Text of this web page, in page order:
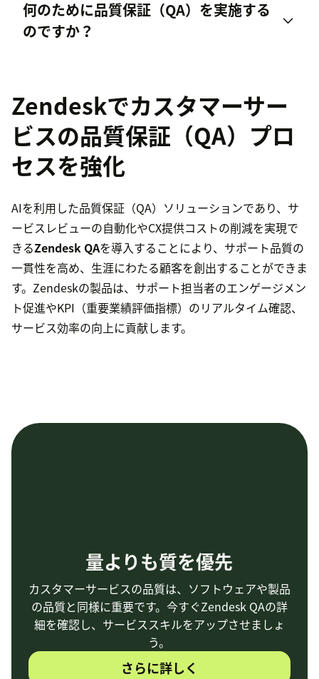
何のために品質保証（QA）を実施する
のですか？
Zendeskでカスタマーサー
ビスの品質保証（QA）プロ
セスを強化
AIを利用した品質保証（QA）ソリューションであり、サ
ービスレビューの自動化やCX提供コストの削減を実現で
きるZendesk QAを導入することにより、サポート品質の
一貫性を高め、生涯にわたる顧客を創出することができま
す。Zendeskの製品は、サポート担当者のエンゲージメン
ト促進やKPI（重要業績評価指標）のリアルタイム確認、
サービス効率の向上に貢献します。
量よりも質を優先
カスタマーサービスの品質は、ソフトウェアや製品
の品質と同様に重要です。今すぐZendesk QAの詳
細を確認し、サービススキルをアップさせましょ
う。
さらに詳しく